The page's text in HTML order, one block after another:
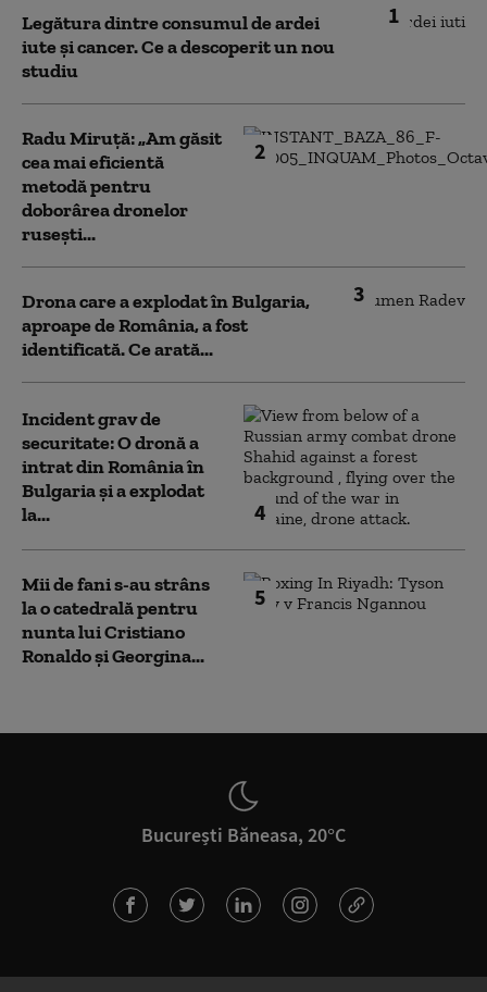
1
Legătura dintre consumul de ardei
iute și cancer. Ce a descoperit un nou
studiu
2
Radu Miruță: „Am găsit
cea mai eficientă
metodă pentru
doborârea dronelor
rusești...
3
Drona care a explodat în Bulgaria,
aproape de România, a fost
identificată. Ce arată...
4
Incident grav de
securitate: O dronă a
intrat din România în
Bulgaria şi a explodat
la...
5
Mii de fani s-au strâns
la o catedrală pentru
nunta lui Cristiano
Ronaldo şi Georgina...
București Băneasa, 20°C